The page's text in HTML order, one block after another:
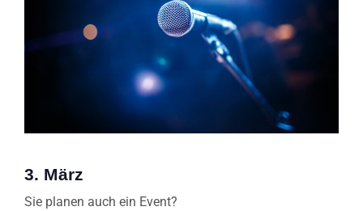
3. März
Sie planen auch ein Event?